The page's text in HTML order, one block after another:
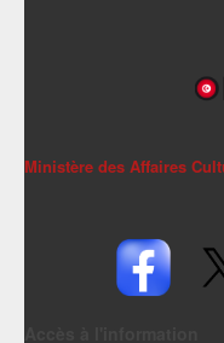
Ministère des Affaires